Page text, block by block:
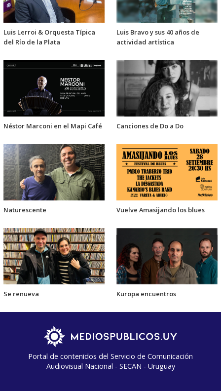
Luis Lerroi & Orquesta Típica
del Río de la Plata
Luis Bravo y sus 40 años de
actividad artística
Néstor Marconi en el Mapi Café Canciones de Do a Do
Naturescente Vuelve Amasijando los blues
Se renueva Kuropa encuentros
Portal de contenidos del Servicio de Comunicación
Audiovisual Nacional - SECAN - Uruguay